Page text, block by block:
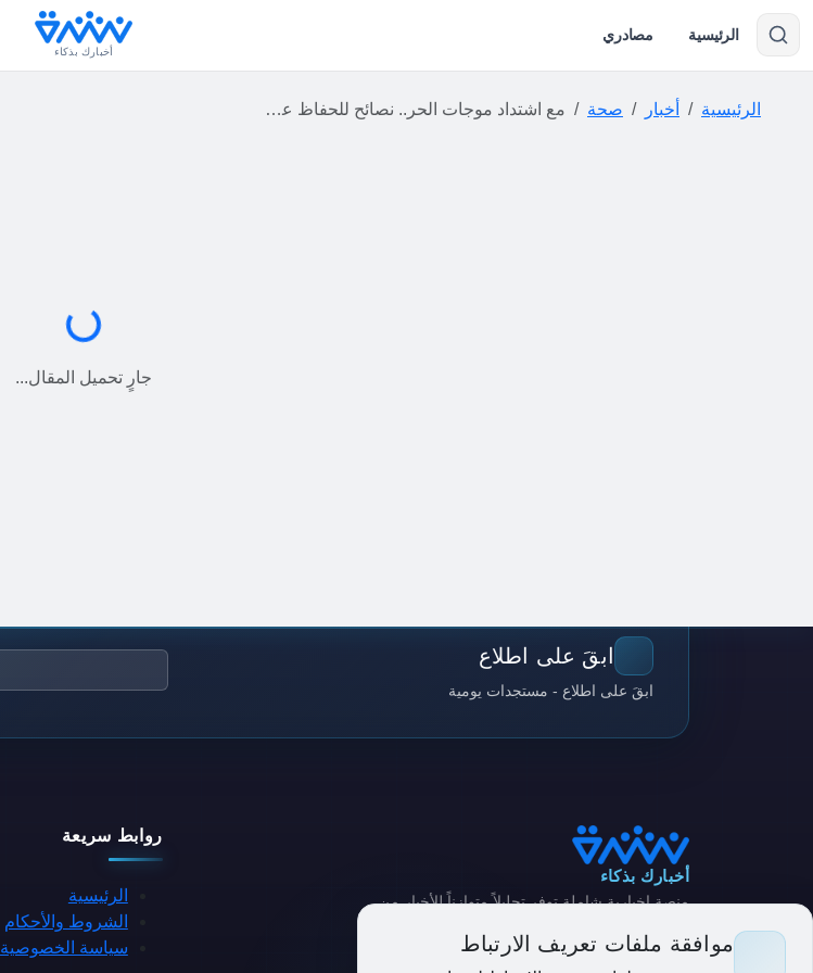
موافقة ملفات تعريف الارتباط
الرئيسية مصادري
أخبارك بذكاء
الرئيسية أخبار صحة مع اشتداد موجات الحر.. نصائح للحفاظ على الراحة وتحسين النوم ليلا
جارٍ التحميل...
جارٍ تحميل المقال...
ابقَ على اطلاع
ابقَ على اطلاع - مستجدات يومية
أخبارك بذكاء
منصة إخبارية شاملة توفر تحليلاً متوازناً للأخبار من
روابط سريعة
الرئيسية
الشروط والأحكام
سياسة الخصوصية